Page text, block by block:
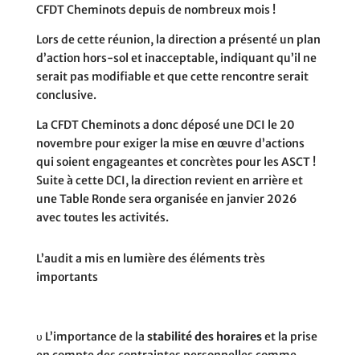
CFDT Cheminots depuis de nombreux mois !
Lors de cette réunion, la direction a présenté un plan
d’action hors-sol et inacceptable, indiquant qu’il ne
serait pas modifiable et que cette rencontre serait
conclusive.
La CFDT Cheminots a donc déposé une DCI le 20
novembre pour exiger la mise en œuvre d’actions
qui soient engageantes et concrètes pour les ASCT !
Suite à cette DCI, la direction revient en arrière et
une Table Ronde sera organisée en janvier 2026
avec toutes les activités.
L’audit a mis en lumière des éléments très
importants
υ L’importance de la stabilité des horaireset la prise